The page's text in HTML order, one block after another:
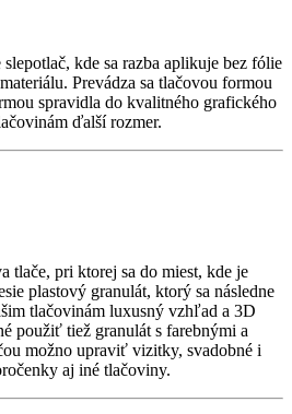
kde sa razba aplikuje bez fólie
Prevádza sa tlačovou formou
spravidla do kvalitného grafického
ďalší rozmer.
tlače, pri ktorej sa do miest, kde je
plastový granulát, ktorý sa následne
tlačovinám luxusný vzhľad a 3D
použiť tiež granulát s farebnými a
možno upraviť vizitky, svadobné i
aj iné tlačoviny.